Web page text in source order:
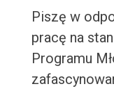
Piszę w
pracę na
Programu